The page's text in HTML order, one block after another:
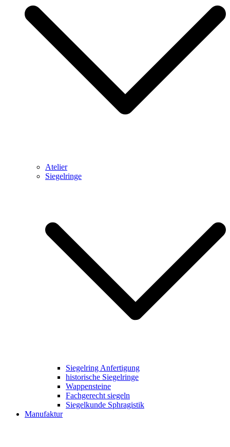
Atelier
Siegelringe
Siegelring Anfertigung
historische Siegelringe
Wappensteine
Fachgerecht siegeln
Siegelkunde Sphragistik
Manufaktur